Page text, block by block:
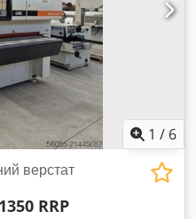
1 / 6
верстат
RRP